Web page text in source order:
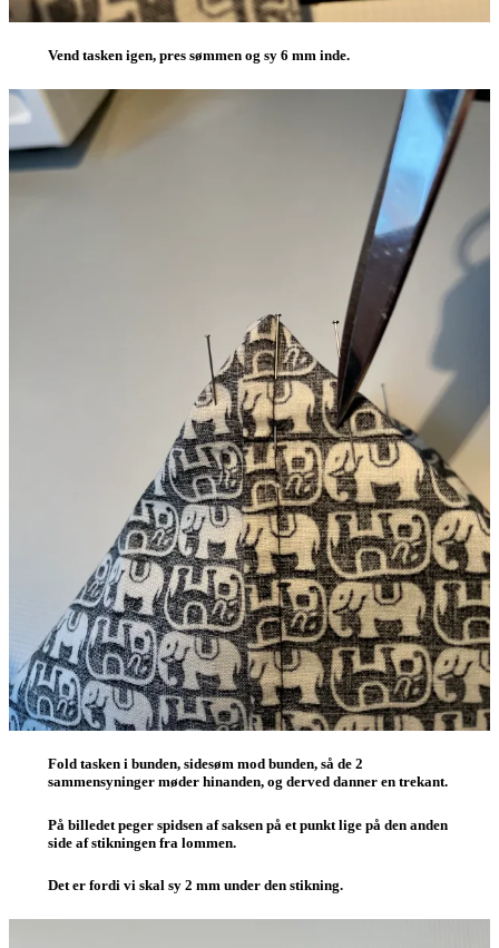
Vend tasken igen, pres sømmen og sy 6 mm inde.
Fold tasken i bunden, sidesøm mod bunden, så de 2
sammensyninger møder hinanden, og derved danner en trekant.
På billedet peger spidsen af saksen på et punkt lige på den anden
side af stikningen fra lommen.
Det er fordi vi skal sy 2 mm under den stikning.